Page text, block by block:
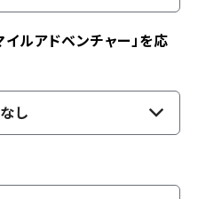
ルアドベンチャー」を応
し